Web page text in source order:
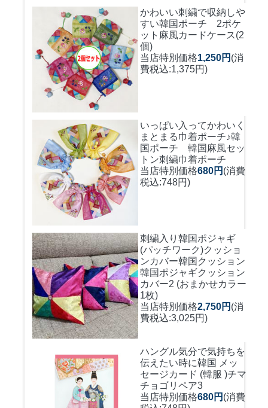
かわいい刺繍で収納しや
すい韓国ポーチ 2ポケ
ット麻風カードケース(2
個)
当店特別価格1,250円 (消
費税込:1,375円)
いっぱい入ってかわいく
まとまる巾着ポーチ♪韓
国ポーチ 韓国麻風セッ
トン刺繍巾着ポーチ
当店特別価格680円 (消費
税込:748円)
刺繍入り韓国ポジャギ
(パッチワーク)クッショ
ンカバー韓国クッション
韓国ポジャギクッション
カバー2 (おまかせカラー
1枚)
当店特別価格2,750円 (消
費税込:3,025円)
ハングル気分で気持ちを
伝えたい時に韓国 メッ
セージカード (韓服 )チマ
チョゴリペア3
当店特別価格680円 (消費